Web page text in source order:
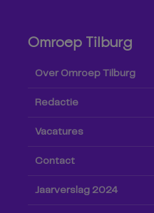
Omroep Tilburg
Over Omroep Tilburg
Redactie
Vacatures
Contact
Jaarverslag 2024